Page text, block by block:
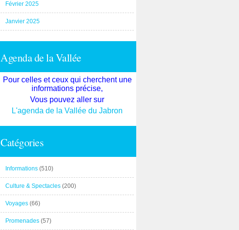
Février 2025
Janvier 2025
Agenda de la Vallée
Pour celles et ceux qui cherchent une
informations précise,
Vous pouvez aller sur
L'agenda de la Vallée du Jabron
Catégories
Informations (510)
Culture & Spectacles (200)
Voyages (66)
Promenades (57)